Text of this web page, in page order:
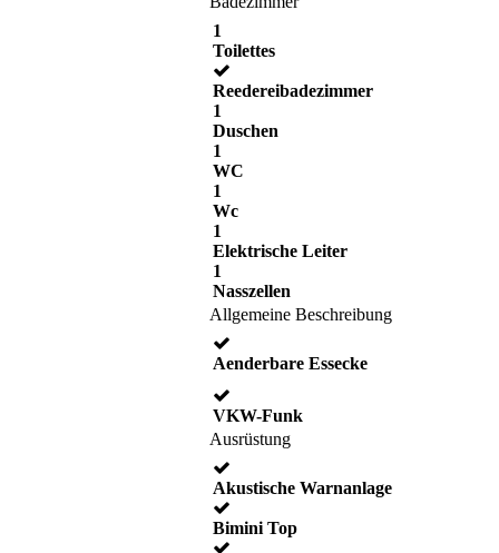
1
Toilettes
Reedereibadezimmer
1
Duschen
1
WC
1
Wc
1
Elektrische Leiter
1
Nasszellen
Allgemeine Beschreibung
Aenderbare Essecke
VKW-Funk
Ausrüstung
Akustische Warnanlage
Bimini Top